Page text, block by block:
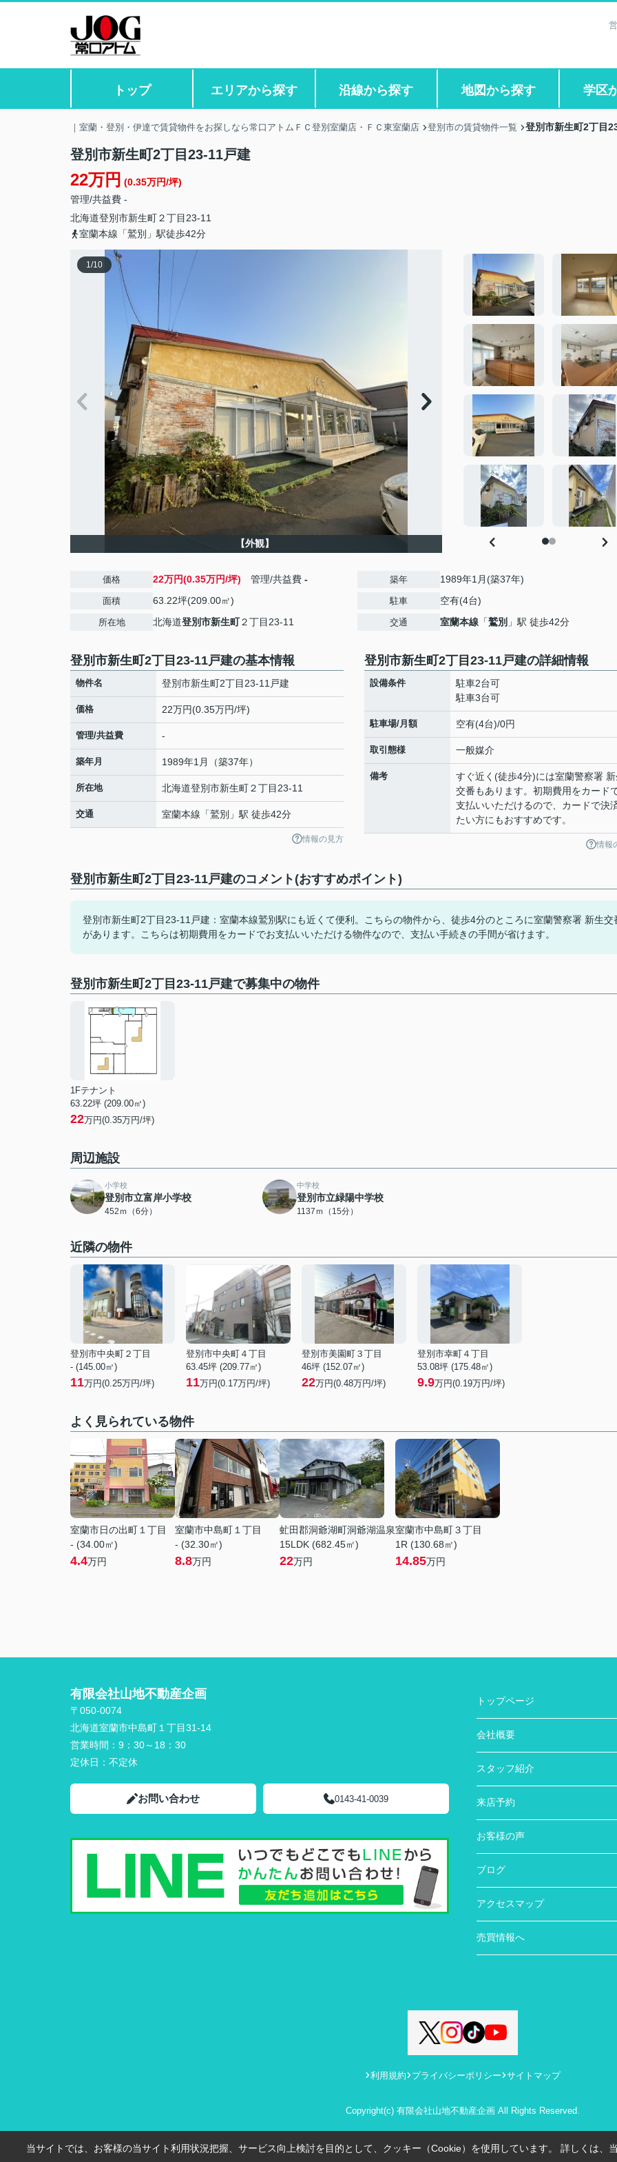
トップ エリアから探す 沿線から探す 地図から探す 学区
｜室蘭・登別・伊達で賃貸物件をお探しなら常口アトムＦＣ登別室蘭店・ＦＣ東室蘭店 登別市の賃貸物件一覧 登別市新生町2丁目
登別市新生町2丁目23-11戸建
22万円 (0.35万円/坪)
管理/共益費 -
北海道登別市新生町２丁目23-11
室蘭本線「鷲別」駅徒歩42分
1/10
【外観】
価格 22万円(0.35万円/坪) 管理/共益費 -
面積 63.22坪(209.00㎡)
所在地 北海道登別市新生町２丁目23-11
築年 1989年1月(築37年)
駐車 空有(4台)
交通 室蘭本線 「鷲別 」駅 徒歩42分
登別市新生町2丁目23-11戸建の基本情報
物件名 登別市新生町2丁目23-11戸建
価格 22万円(0.35万円/坪)
管理/共益費 -
築年月 1989年1月（築37年）
所在地 北海道登別市新生町２丁目23-11
交通 室蘭本線 「鷲別 」駅 徒歩42分
情報の見方
登別市新生町2丁目23-11戸建の詳細情報
設備条件
駐車2台可
駐車3台可
駐車場/月額 空有(4台)/0円
取引態様 一般媒介
備考
すぐ近く(徒歩4分)には室蘭警察署 新
交番もあります。初期費用をカード
支払いいただけるので、カードで決
たい方にもおすすめです。
情報
登別市新生町2丁目23-11戸建のコメント(おすすめポイント)
登別市新生町2丁目23-11戸建：室蘭本線鷲別駅にも近くて便利。こちらの物件から、徒歩4分のところに室蘭警察署 新生交
があります。こちらは初期費用をカードでお支払いいただける物件なので、支払い手続きの手間が省けます。
登別市新生町2丁目23-11戸建で募集中の物件
1Fテナント
63.22坪 (209.00㎡)
22万円(0.35万円/坪)
周辺施設
小学校
登別市立富岸小学校
452ｍ（6分）
中学校
登別市立緑陽中学校
1137ｍ（15分）
近隣の物件
登別市中央町２丁目
- (145.00㎡)
11万円(0.25万円/坪)
登別市中央町４丁目
63.45坪 (209.77㎡)
11万円(0.17万円/坪)
登別市美園町３丁目
46坪 (152.07㎡)
22万円(0.48万円/坪)
登別市幸町４丁目
53.08坪 (175.48㎡)
9.9万円(0.19万円/坪)
よく見られている物件
室蘭市日の出町１丁目
- (34.00㎡)
4.4万円
室蘭市中島町１丁目
- (32.30㎡)
8.8万円
虻田郡洞爺湖町洞爺湖温泉
15LDK (682.45㎡)
22万円
室蘭市中島町３丁目
1R (130.68㎡)
14.85万円
有限会社山地不動産企画
〒050-0074
北海道室蘭市中島町１丁目31-14
営業時間： 9：30～18：30
定休日： 不定休
お問い合わせ 0143-41-0039
トップページ
会社概要
スタッフ紹介
来店予約
お客様の声
ブログ
アクセスマップ
売買情報へ
利用規約 プライバシーポリシー サイトマップ
Copyright(c) 有限会社山地不動産企画 All Rights Reserved.
当サイトでは、お客様の当サイト利用状況把握、サービス向上検討を目的として、クッキー（Cookie）を使用しています。 詳しくは、